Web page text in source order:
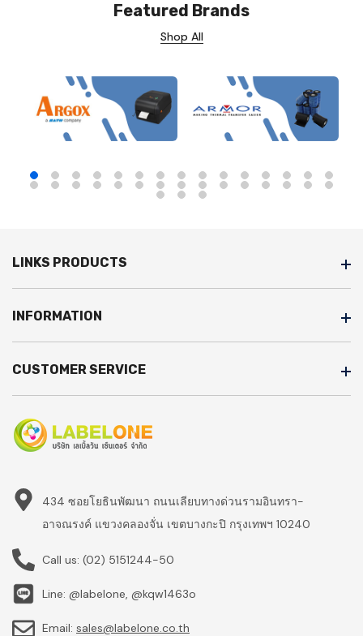
Featured Brands
Shop All
LINKS PRODUCTS
INFORMATION
CUSTOMER SERVICE
434 ซอยโยธินพัฒนา ถนนเลียบทางด่วนรามอินทรา-
อาจณรงค์ แขวงคลองจั่น เขตบางกะปิ กรุงเทพฯ 10240
Call us: (02) 5151244-50
Line: @labelone, @kqw1463o
Email: sales@labelone.co.th